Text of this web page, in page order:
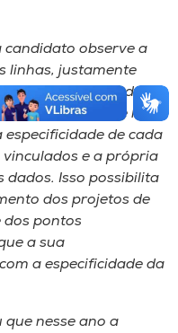
candidato observe a
linhas, justamente
se identifica, tendo
Em nosso site há
de cada
e a própria
dados. Isso possibilita
dos projetos de
dos pontos
a sua
a especificidade da
nesse ano a